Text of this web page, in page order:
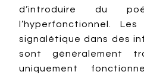
d’introduire du
l’hyperfonctionnel.
signalétique dans des
sont généralement
uniquement